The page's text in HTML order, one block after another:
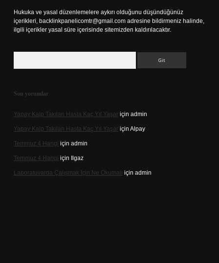
Hukuka ve yasal düzenlemelere aykırı olduğunu düşündüğünüz
içerikleri, backlinkpanelicomtr@gmail.com adresine bildirmeniz halinde,
ilgili içerikler yasal süre içerisinde sitemizden kaldırılacaktır.
Son yorumlar
Yapay Kalp Takılan Hasta Kaç Yıl Yaşar için admin
Yapay Kalp Takılan Hasta Kaç Yıl Yaşar için Alpay
Temmuz 4 Hangi için admin
Temmuz 4 Hangi için Ilgaz
Laboratuvarda Çalışmak Için Ne Okumalı için admin